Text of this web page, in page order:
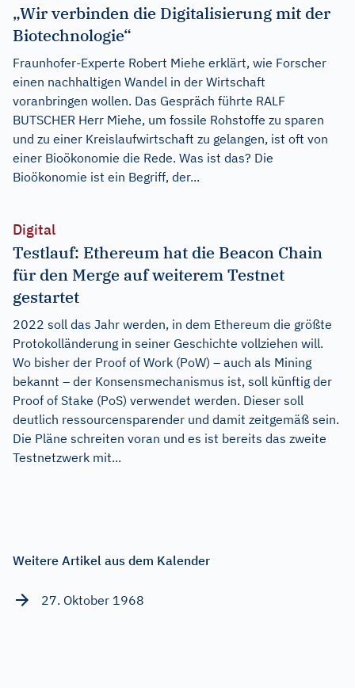
„Wir verbinden die Digitalisierung mit der
Biotechnologie“
Fraunhofer-Experte Robert Miehe erklärt, wie Forscher
einen nachhaltigen Wandel in der Wirtschaft
voranbringen wollen. Das Gespräch führte RALF
BUTSCHER Herr Miehe, um fossile Rohstoffe zu sparen
und zu einer Kreislaufwirtschaft zu gelangen, ist oft von
einer Bioökonomie die Rede. Was ist das? Die
Bioökonomie ist ein Begriff, der...
Digital
Testlauf: Ethereum hat die Beacon Chain
für den Merge auf weiterem Testnet
gestartet
2022 soll das Jahr werden, in dem Ethereum die größte
Protokolländerung in seiner Geschichte vollziehen will.
Wo bisher der Proof of Work (PoW) – auch als Mining
bekannt – der Konsensmechanismus ist, soll künftig der
Proof of Stake (PoS) verwendet werden. Dieser soll
deutlich ressourcensparender und damit zeitgemäß sein.
Die Pläne schreiten voran und es ist bereits das zweite
Testnetzwerk mit...
Weitere Artikel aus dem Kalender
27. Oktober 1968